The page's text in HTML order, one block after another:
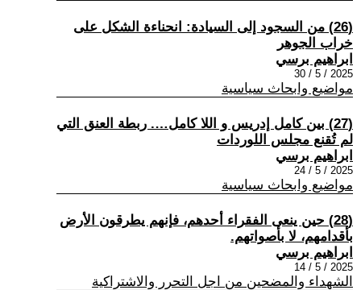
(26) من السجود إلى السيادة: انحناءة الشكل على
خراب الجوهر
ابراهيم برسي
2025 / 5 / 30
مواضيع وابحاث سياسية
(27) بين كامل إدريس و اللا كامل…. ربطة العنق التي
لم تُقنع مجلس اللوردات
ابراهيم برسي
2025 / 5 / 24
مواضيع وابحاث سياسية
(28) حين ينعى الفقراء أحدهم، فإنهم يطرقون الأرض
بأقدامهم، لا بأصواتهم.
ابراهيم برسي
2025 / 5 / 14
الشهداء والمضحين من اجل التحرر والاشتراكية